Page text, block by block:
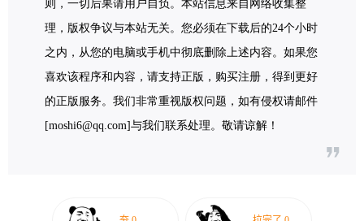
则，一切后果请用户自负。本站信息来自网络收集整
理，版权争议与本站无关。您必须在下载后的24个小时
之内，从您的电脑或手机中彻底删除上述内容。如果您
喜欢该程序和内容，请支持正版，购买注册，得到更好
的正版服务。我们非常重视版权问题，如有侵权请邮件
[moshi6@qq.com]与我们联系处理。敬请谅解！